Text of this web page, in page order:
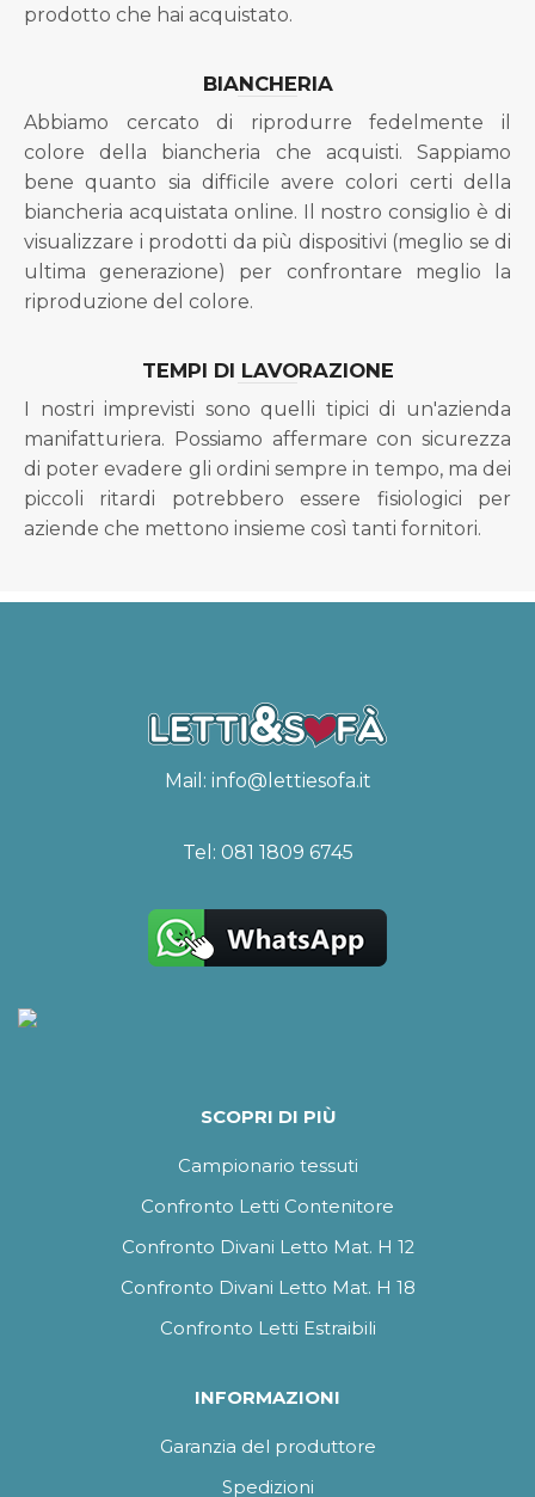
prodotto che hai acquistato.
BIANCHERIA
Abbiamo cercato di riprodurre fedelmente il
colore della biancheria che acquisti. Sappiamo
bene quanto sia difficile avere colori certi della
biancheria acquistata online. Il nostro consiglio è di
visualizzare i prodotti da più dispositivi (meglio se di
ultima generazione) per confrontare meglio la
riproduzione del colore.
TEMPI DI LAVORAZIONE
I nostri imprevisti sono quelli tipici di un'azienda
manifatturiera. Possiamo affermare con sicurezza
di poter evadere gli ordini sempre in tempo, ma dei
piccoli ritardi potrebbero essere fisiologici per
aziende che mettono insieme così tanti fornitori.
Mail: info@lettiesofa.it
Tel: 081 1809 6745
SCOPRI DI PIÙ
Campionario tessuti
Confronto Letti Contenitore
Confronto Divani Letto Mat. H 12
Confronto Divani Letto Mat. H 18
Confronto Letti Estraibili
INFORMAZIONI
Garanzia del produttore
Spedizioni